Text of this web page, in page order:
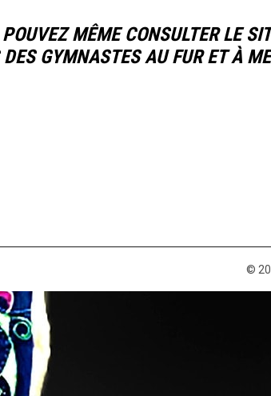
MÊME CONSULTER LE
GYMNASTES AU FUR ET À
©